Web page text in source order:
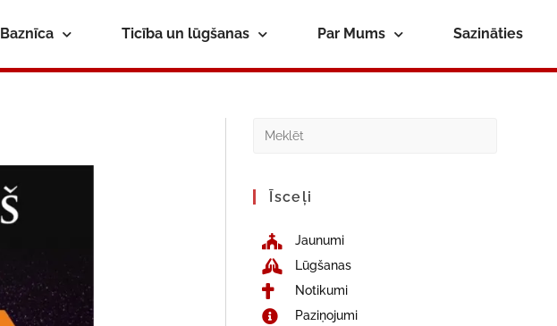
Baznīca Ticība un lūgšanas Par Mums Sazināties
Īsceļi
Jaunumi
Lūgšanas
Notikumi
Paziņojumi